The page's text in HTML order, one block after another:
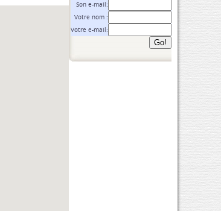
Son e-mail:
Votre nom :
Votre e-mail: